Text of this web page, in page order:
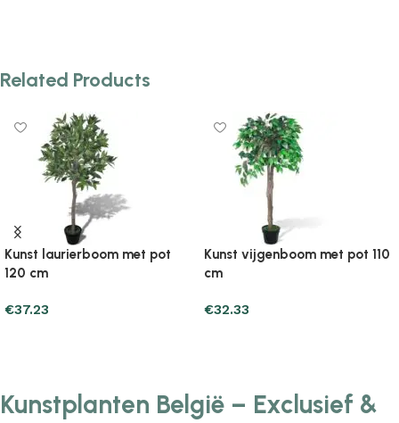
Related Products
Kunst laurierboom met pot
120 cm
€37.23
Kunst vijgenboom met pot 110
cm
€32.33
Kunstplanten België – Exclusief &